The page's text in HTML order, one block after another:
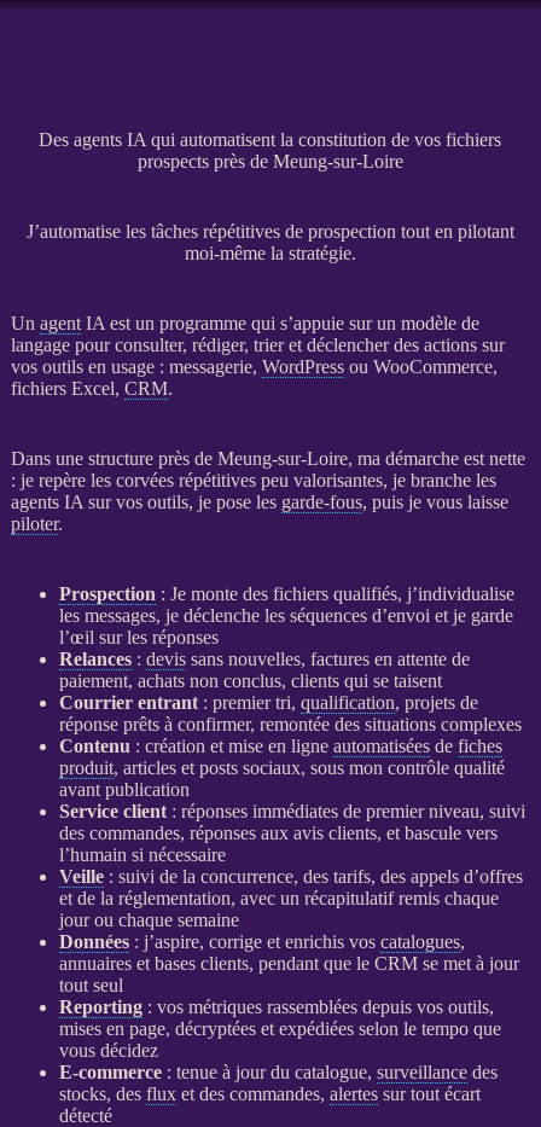
Des agents IA qui automatisent la constitution de vos fichiers
prospects près de Meung-sur-Loire
J’automatise les tâches répétitives de prospection tout en pilotant
moi-même la stratégie.
Un agent IA est un programme qui s’appuie sur un modèle de
langage pour consulter, rédiger, trier et déclencher des actions sur
vos outils en usage : messagerie, WordPressou WooCommerce,
fichiers Excel, CRM.
Dans une structure près de Meung-sur-Loire, ma démarche est nette
: je repère les corvées répétitives peu valorisantes, je branche les
agents IA sur vos outils, je pose les garde-fous, puis je vous laisse
piloter.
Prospection : Je monte des fichiers qualifiés, j’individualise
les messages, je déclenche les séquences d’envoi et je garde
l’œil sur les réponses
Relances: devissans nouvelles, factures en attente de
paiement, achats non conclus, clients qui se taisent
Courrier entrant: premier tri, qualification, projets de
réponse prêts à confirmer, remontée des situations complexes
Contenu : création et mise en ligne automatiséesde fiches
produit, articles et posts sociaux, sous mon contrôle qualité
avant publication
Service client: réponses immédiates de premier niveau, suivi
des commandes, réponses aux avis clients, et bascule vers
l’humain si nécessaire
Veille: suivi de la concurrence, des tarifs, des appels d’offres
et de la réglementation, avec un récapitulatif remis chaque
jour ou chaque semaine
Données: j’aspire, corrige et enrichis vos catalogues,
annuaires et bases clients, pendant que le CRMse met à jour
tout seul
Reporting: vos métriques rassemblées depuis vos outils,
mises en page, décryptées et expédiées selon le tempo que
vous décidez
E-commerce: tenue à jour du catalogue, surveillancedes
stocks, des fluxet des commandes, alertessur tout écart
détecté